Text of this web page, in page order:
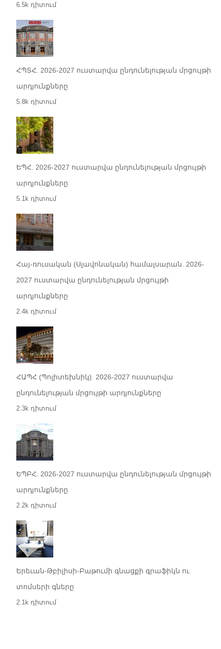
6.5k դիտում
ՀՊՏՀ. 2026-2027 ուստարվա ընդունելության մրցույթի
արդյունքները
5.8k դիտում
ԵՊՀ. 2026-2027 ուստարվա ընդունելության մրցույթի
արդյունքները
5.1k դիտում
Հայ-ռուսական (Սլավոնական) համալսարան. 2026-
2027 ուստարվա ընդունելության մրցույթի
արդյունքները
2.4k դիտում
ՀԱՊՀ (Պոլիտեխնիկ). 2026-2027 ուստարվա
ընդունելության մրցույթի արդյունքները
2.3k դիտում
ԵՊԲՀ. 2026-2027 ուստարվա ընդունելության մրցույթի
արդյունքները
2.2k դիտում
Երեւան-Թբիլիսի-Բաթումի գնացքի գրաֆիկն ու
տոմսերի գները
2.1k դիտում